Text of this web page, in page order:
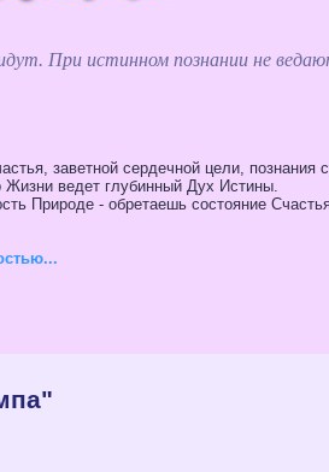
При истинном познании не
заветной сердечной цели, познания
Жизни ведет глубинный Дух Истины.
Природе - обретаешь состояние